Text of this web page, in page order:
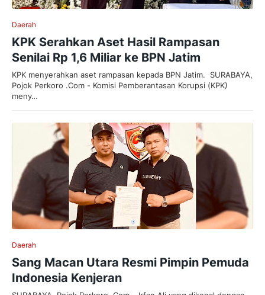
Daerah
KPK Serahkan Aset Hasil Rampasan
Senilai Rp 1,6 Miliar ke BPN Jatim
KPK menyerahkan aset rampasan kepada BPN Jatim. SURABAYA,
Pojok Perkoro .Com - Komisi Pemberantasan Korupsi (KPK)
meny…
Daerah
Sang Macan Utara Resmi Pimpin Pemuda
Indonesia Kenjeran